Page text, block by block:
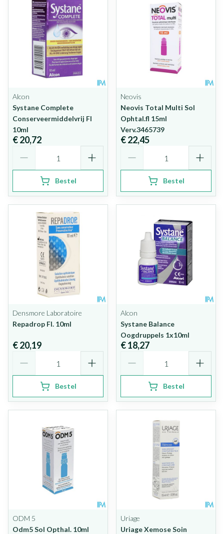
Alcon
Systane Complete
Conserveermiddelvrij Fl
10ml
€ 20,72
Bestel
Neovis
Neovis Total Multi Sol
Ophtal.fl 15ml
Verv.3465739
€ 22,45
Bestel
Densmore Laboratoire
Repadrop Fl. 10ml
€ 20,19
Bestel
Alcon
Systane Balance
Oogdruppels 1x10ml
€ 18,27
Bestel
ODM 5
Odm5 Sol Opthal. 10ml
Uriage
Uriage Xemose Soin